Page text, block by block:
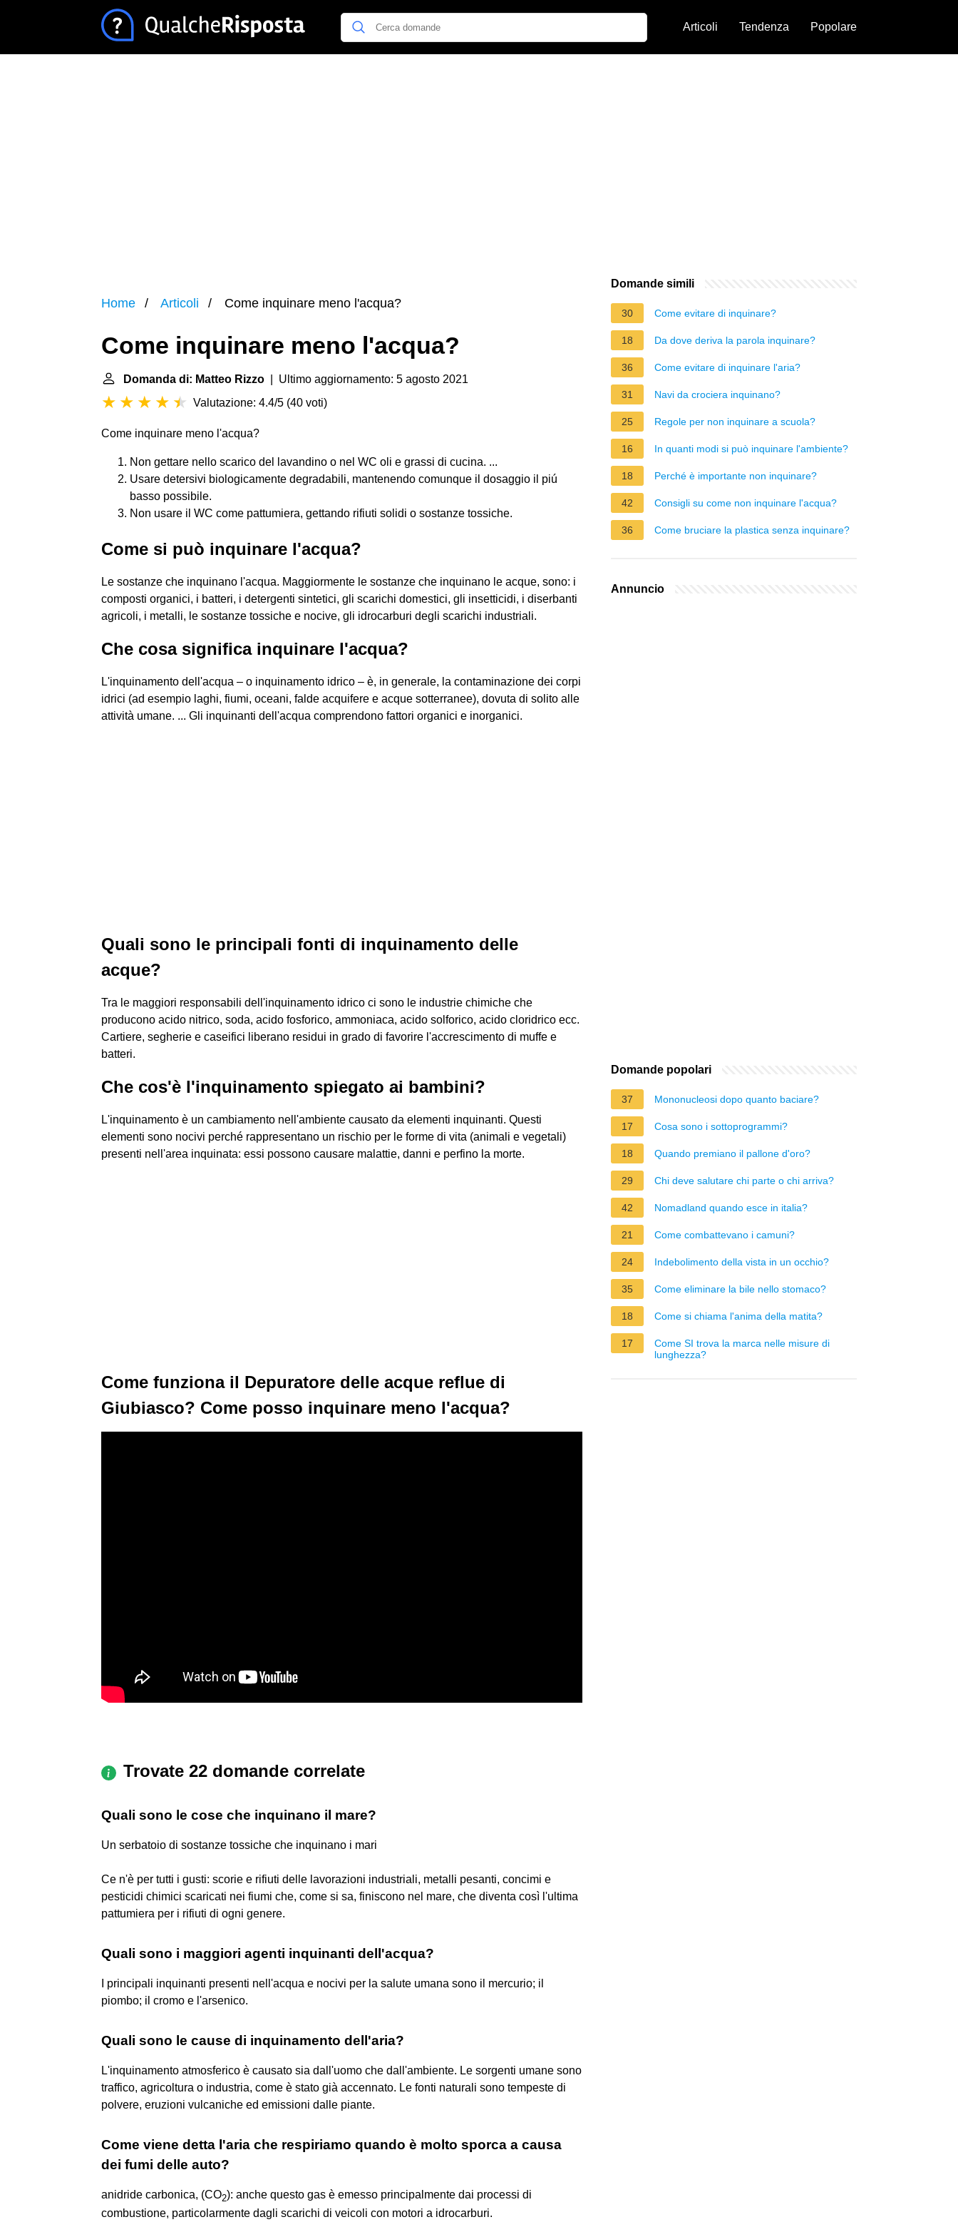
Articoli Tendenza Popolare
Home Articoli Come inquinare meno l'acqua?
Come inquinare meno l'acqua?
Domanda di: Matteo Rizzo | Ultimo aggiornamento: 5 agosto 2021
Valutazione: 4.4/5 (40 voti)
Come inquinare meno l'acqua?
Non gettare nello scarico del lavandino o nel WC oli e grassi di cucina. ...
Usare detersivi biologicamente degradabili, mantenendo comunque il dosaggio il piú
basso possibile.
Non usare il WC come pattumiera, gettando rifiuti solidi o sostanze tossiche.
Come si può inquinare l'acqua?
Le sostanze che inquinano l'acqua. Maggiormente le sostanze che inquinano le acque, sono: i
composti organici, i batteri, i detergenti sintetici, gli scarichi domestici, gli insetticidi, i diserbanti
agricoli, i metalli, le sostanze tossiche e nocive, gli idrocarburi degli scarichi industriali.
Che cosa significa inquinare l'acqua?
L'inquinamento dell'acqua – o inquinamento idrico – è, in generale, la contaminazione dei corpi
idrici (ad esempio laghi, fiumi, oceani, falde acquifere e acque sotterranee), dovuta di solito alle
attività umane. ... Gli inquinanti dell'acqua comprendono fattori organici e inorganici.
Quali sono le principali fonti di inquinamento delle
acque?
Tra le maggiori responsabili dell'inquinamento idrico ci sono le industrie chimiche che
producono acido nitrico, soda, acido fosforico, ammoniaca, acido solforico, acido cloridrico ecc.
Cartiere, segherie e caseifici liberano residui in grado di favorire l'accrescimento di muffe e
batteri.
Che cos'è l'inquinamento spiegato ai bambini?
L'inquinamento è un cambiamento nell'ambiente causato da elementi inquinanti. Questi
elementi sono nocivi perché rappresentano un rischio per le forme di vita (animali e vegetali)
presenti nell'area inquinata: essi possono causare malattie, danni e perfino la morte.
Come funziona il Depuratore delle acque reflue di
Giubiasco? Come posso inquinare meno l'acqua?
Trovate 22 domande correlate
Quali sono le cose che inquinano il mare?
Un serbatoio di sostanze tossiche che inquinano i mari
Ce n'è per tutti i gusti: scorie e rifiuti delle lavorazioni industriali, metalli pesanti, concimi e
pesticidi chimici scaricati nei fiumi che, come si sa, finiscono nel mare, che diventa così l'ultima
pattumiera per i rifiuti di ogni genere.
Quali sono i maggiori agenti inquinanti dell'acqua?
I principali inquinanti presenti nell'acqua e nocivi per la salute umana sono il mercurio; il
piombo; il cromo e l'arsenico.
Quali sono le cause di inquinamento dell'aria?
L'inquinamento atmosferico è causato sia dall'uomo che dall'ambiente. Le sorgenti umane sono
traffico, agricoltura o industria, come è stato già accennato. Le fonti naturali sono tempeste di
polvere, eruzioni vulcaniche ed emissioni dalle piante.
Come viene detta l'aria che respiriamo quando è molto sporca a causa
dei fumi delle auto?
anidride carbonica, (CO2): anche questo gas è emesso principalmente dai processi di
combustione, particolarmente dagli scarichi di veicoli con motori a idrocarburi.
Domande simili
30 Come evitare di inquinare?
18 Da dove deriva la parola inquinare?
36 Come evitare di inquinare l'aria?
31 Navi da crociera inquinano?
25 Regole per non inquinare a scuola?
16 In quanti modi si può inquinare l'ambiente?
18 Perché è importante non inquinare?
42 Consigli su come non inquinare l'acqua?
36 Come bruciare la plastica senza inquinare?
Annuncio
Domande popolari
37 Mononucleosi dopo quanto baciare?
17 Cosa sono i sottoprogrammi?
18 Quando premiano il pallone d'oro?
29 Chi deve salutare chi parte o chi arriva?
42 Nomadland quando esce in italia?
21 Come combattevano i camuni?
24 Indebolimento della vista in un occhio?
35 Come eliminare la bile nello stomaco?
18 Come si chiama l'anima della matita?
17
Come SI trova la marca nelle misure di
lunghezza?